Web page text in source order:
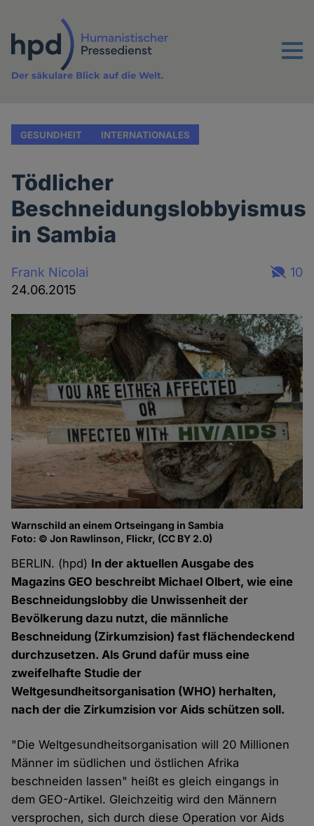
Inhalt
Menu
Der säkulare Blick auf die Welt.
GESUNDHEIT INTERNATIONALES
Tödlicher
Beschneidungslobbyismus
in Sambia
Frank Nicolai
24.06.2015
10
Warnschild an einem Ortseingang in Sambia
Foto: © Jon Rawlinson, Flickr, (CC BY 2.0)
BERLIN. (hpd) In der aktuellen Ausgabe des
Magazins GEO beschreibt Michael Olbert, wie eine
Beschneidungslobby die Unwissenheit der
Bevölkerung dazu nutzt, die männliche
Beschneidung (Zirkumzision) fast flächendeckend
durchzusetzen. Als Grund dafür muss eine
zweifelhafte Studie der
Weltgesundheitsorganisation (WHO) herhalten,
nach der die Zirkumzision vor Aids schützen soll.
"Die Weltgesundheitsorganisation will 20 Millionen
Männer im südlichen und östlichen Afrika
beschneiden lassen" heißt es gleich eingangs in
dem GEO-Artikel. Gleichzeitig wird den Männern
versprochen, sich durch diese Operation vor Aids